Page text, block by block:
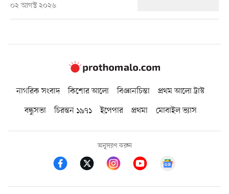
০২ আগস্ট ২০২৬
নাগরিক সংবাদ কিশোর আলো বিজ্ঞানচিন্তা
প্রথম আলো ট্রাস্ট
বন্ধুসভা
চিরন্তন ১৯৭১ ইপেপার প্রথমা মোবাইল ভ্যাস
অনুসরণ করুন